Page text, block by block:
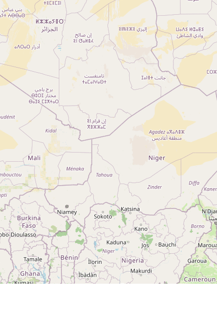
SUR-YON CEDEX
Qui sommes-nous ?
Actualités
Nos partenaires
Notre réseau
Nos campings
Blog
Espace revendeur
des donnéesPréférences de consentement